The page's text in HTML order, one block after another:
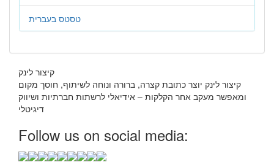
טסטס בעברית
קיצור לינק
קיצור לינק יוצר כתובת קצרה, ברורה ונוחה לשיתוף, חוסך מקום
ומאפשר מעקב אחר הקלקות – אידיאלי לרשתות חברתיות ושיווק
דיגיטלי
Follow us on social media: